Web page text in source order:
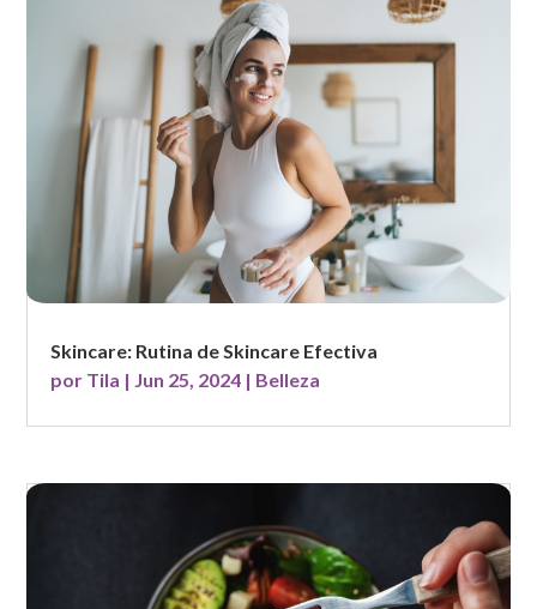
Skincare: Rutina de Skincare Efectiva
por Tila | Jun 25, 2024 | Belleza